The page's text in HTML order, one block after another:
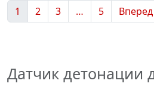
1
2 3 … 5 Вперед
Датчик детонации